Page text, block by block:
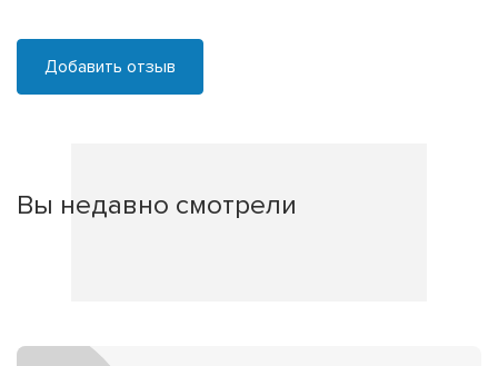
Добавить отзыв
Вы недавно смотрели